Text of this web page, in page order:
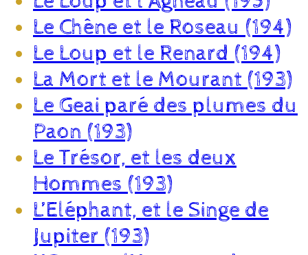
Le Chêne et le Roseau (194)
Le Loup et le Renard (194)
La Mort et le Mourant (193)
Le Geai paré des plumes du
Paon (193)
Le Trésor, et les deux
Hommes (193)
L’Eléphant, et le Singe de
Jupiter (193)